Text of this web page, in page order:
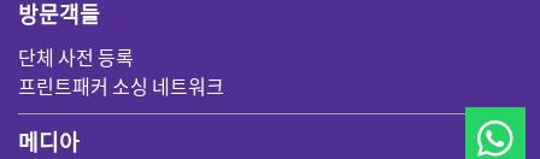
방문객들
단체 사전 등록
프린트패커 소싱 네트워크
메디아